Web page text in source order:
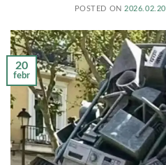
POSTED ON 2026.02.20.
20
febr